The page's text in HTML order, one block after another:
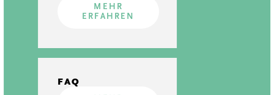
MEHR
ERFAHREN
FAQ